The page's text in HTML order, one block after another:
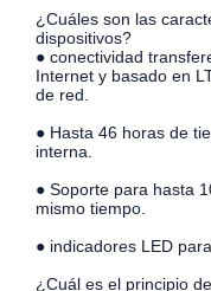
¿Cuáles son las
dispositivos?
● conectividad
Internet y basado en
de red.
● Hasta 46 horas de
interna.
● Soporte para hasta
mismo tiempo.
● indicadores LED
¿Cuál es el principio